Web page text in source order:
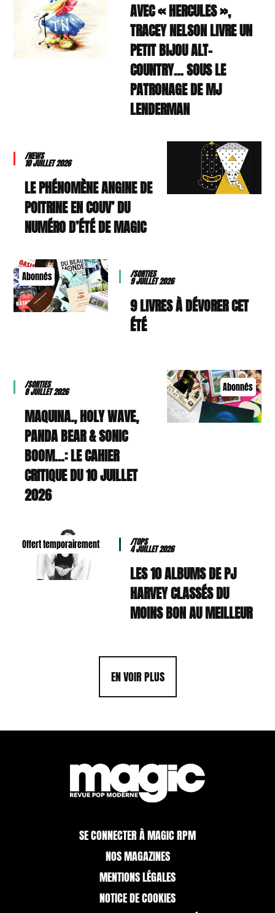
AVEC « HERCULES »,
TRACEY NELSON LIVRE UN
PETIT BIJOU ALT-
COUNTRY… SOUS LE
PATRONAGE DE MJ
LENDERMAN
/NEWS
10 JUILLET 2026
LE PHÉNOMÈNE ANGINE DE
POITRINE EN COUV’ DU
NUMÉRO D’ÉTÉ DE MAGIC
Abonnés /SORTIES
9 JUILLET 2026
9 LIVRES À DÉVORER CET
ÉTÉ
Abonnés
/SORTIES
8 JUILLET 2026
MAQUINA., HOLY WAVE,
PANDA BEAR & SONIC
BOOM…: LE CAHIER
CRITIQUE DU 10 JUILLET
2026
Offert temporairement /TOPS
4 JUILLET 2026
LES 10 ALBUMS DE PJ
HARVEY CLASSÉS DU
MOINS BON AU MEILLEUR
EN VOIR PLUS
SE CONNECTER À MAGIC RPM
NOS MAGAZINES
MENTIONS LÉGALES
NOTICE DE COOKIES